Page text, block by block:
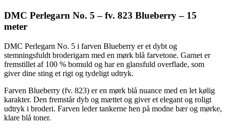
DMC Perlegarn No. 5 – fv. 823 Blueberry – 15
meter
DMC Perlegarn No. 5 i farven Blueberry er et dybt og
stemningsfuldt broderigarn med en mørk blå farvetone. Garnet er
fremstillet af 100 % bomuld og har en glansfuld overflade, som
giver dine sting et rigt og tydeligt udtryk.
Farven Blueberry (fv. 823) er en mørk blå nuance med en let kølig
karakter. Den fremstår dyb og mættet og giver et elegant og roligt
udtryk i broderi. Farven leder tankerne hen på modne bær og mørke,
klare blå toner.